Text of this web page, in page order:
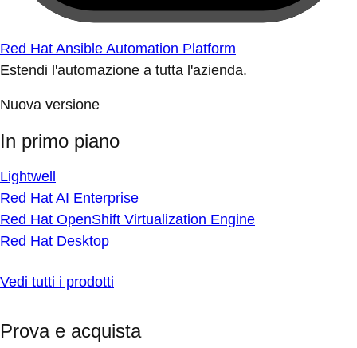
Red Hat Ansible Automation Platform
Estendi l'automazione a tutta l'azienda.
Nuova versione
In primo piano
Lightwell
Red Hat AI Enterprise
Red Hat OpenShift Virtualization Engine
Red Hat Desktop
Vedi tutti i prodotti
Prova e acquista